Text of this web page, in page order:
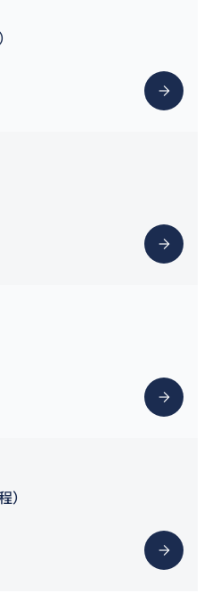
）